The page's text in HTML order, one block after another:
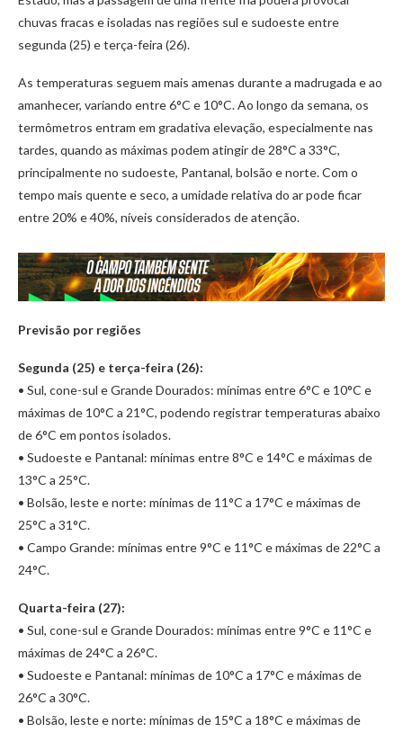
chuvas fracas e isoladas nas regiões sul e sudoeste entre
segunda (25) e terça-feira (26).
As temperaturas seguem mais amenas durante a madrugada e ao
amanhecer, variando entre 6°C e 10°C. Ao longo da semana, os
termômetros entram em gradativa elevação, especialmente nas
tardes, quando as máximas podem atingir de 28°C a 33°C,
principalmente no sudoeste, Pantanal, bolsão e norte. Com o
tempo mais quente e seco, a umidade relativa do ar pode ficar
entre 20% e 40%, níveis considerados de atenção.
Previsão por regiões
Segunda (25) e terça-feira (26):
• Sul, cone-sul e Grande Dourados: mínimas entre 6°C e 10°C e
máximas de 10°C a 21°C, podendo registrar temperaturas abaixo
de 6°C em pontos isolados.
• Sudoeste e Pantanal: mínimas entre 8°C e 14°C e máximas de
13°C a 25°C.
• Bolsão, leste e norte: mínimas de 11°C a 17°C e máximas de
25°C a 31°C.
• Campo Grande: mínimas entre 9°C e 11°C e máximas de 22°C a
24°C.
Quarta-feira (27):
• Sul, cone-sul e Grande Dourados: mínimas entre 9°C e 11°C e
máximas de 24°C a 26°C.
• Sudoeste e Pantanal: mínimas de 10°C a 17°C e máximas de
26°C a 30°C.
• Bolsão, leste e norte: mínimas de 15°C a 18°C e máximas de